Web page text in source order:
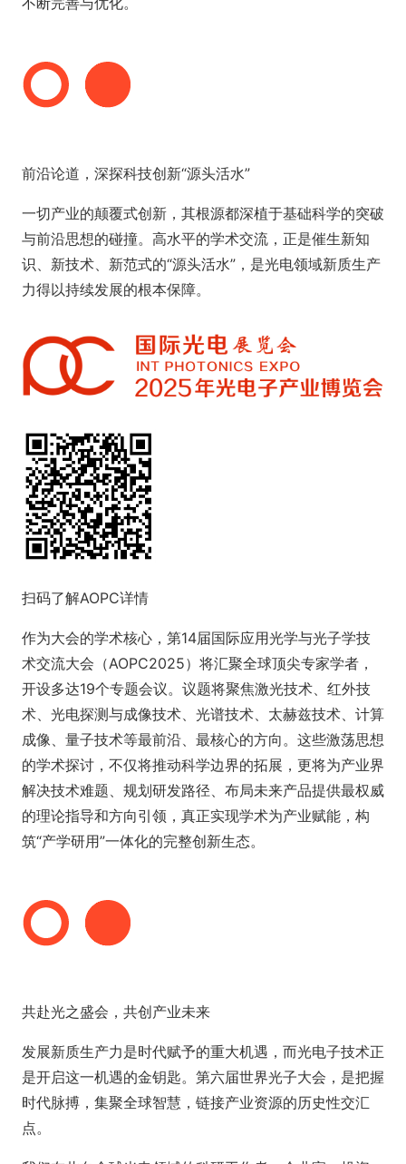
前沿论道，深探科技创新“源头活水”
一切产业的颠覆式创新，其根源都深植于基础科学的突破
与前沿思想的碰撞。高水平的学术交流，正是催生新知
识、新技术、新范式的“源头活水”，是光电领域新质生产
力得以持续发展的根本保障。
扫码了解AOPC详情
作为大会的学术核心，第14届国际应用光学与光子学技
术交流大会（AOPC2025）将汇聚全球顶尖专家学者，
开设多达19个专题会议。议题将聚焦激光技术、红外技
术、光电探测与成像技术、光谱技术、太赫兹技术、计算
成像、量子技术等最前沿、最核心的方向。这些激荡思想
的学术探讨，不仅将推动科学边界的拓展，更将为产业界
解决技术难题、规划研发路径、布局未来产品提供最权威
的理论指导和方向引领，真正实现学术为产业赋能，构
筑“产学研用”一体化的完整创新生态。
共赴光之盛会，共创产业未来
发展新质生产力是时代赋予的重大机遇，而光电子技术正
是开启这一机遇的金钥匙。第六届世界光子大会，是把握
时代脉搏，集聚全球智慧，链接产业资源的历史性交汇
点。